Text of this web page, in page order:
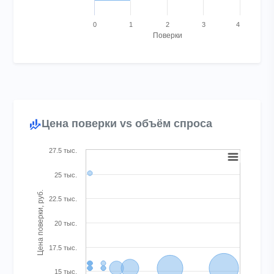
Поверки
0 1 2 3 4
Цена поверки vs объём спроса
Chart
Bubble chart with 21 bubbles. Bubble charts are scatter
The chart has 1 X axis displaying Поверок за год. Range: -
The chart has 1 Y axis displaying Цена поверки, руб.. Range:
Цена поверки, руб.
15 тыс.
17.5 тыс.
20 тыс.
22.5 тыс.
25 тыс.
27.5 тыс.